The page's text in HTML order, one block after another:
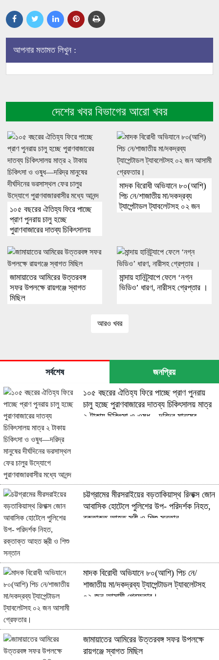
আপনার মতামত লিখুন :
দেশের খবর বিভাগের আরো খবর
১০৫ বছরের ঐতিহ্য ফিরে পাচ্ছে
প্রাণ পুনরায় চালু হচ্ছে
পুরাণবাজারের দাতব্য চিকিৎসালয়
দরিদ্র মানুষের দীর্ঘদিনের ভরসাস্থল
ফের চালুর উদ্যোগে
পুরাণবাজারবাসীর মধ্যে আনন্দ
মাদক বিরোধী অভিযানে ৮০(আশি)
পিচ নে/শাজাতীয় মা/দকদ্রব্য
ট্যাপেন্টাডল ট্যাবলেটসহ ০২ জন
জামায়াতের আমিরের উত্তরবঙ্গ
সফর উপলক্ষে রায়গঞ্জে স্বাগত
মিছিল
মান্দায় হানিট্র্যাপে ফেলে ‘নগ্ন
ভিডিও’ ধারণ, নারীসহ গ্রেপ্তার ।
আরও খবর
সর্বশেষ জনপ্রিয়
১০৫ বছরের ঐতিহ্য ফিরে পাচ্ছে প্রাণ পুনরায়
চালু হচ্ছে পুরাণবাজারের দাতব্য চিকিৎসালয় মাত্র
২ টাকায় চিকিৎসা ও ওষুধ—দরিদ্র মানুষের
চট্টগ্রামের মীরসরাইয়ের বড়তাকিয়াস্থ রিলাক্স জোন
আবাসিক হোটেলে পুলিশের উপ- পরিদর্শক নিহত,
রক্তাক্ত আহত স্ত্রী ও শিশু সন্তান
মাদক বিরোধী অভিযানে ৮০(আশি) পিচ নে/
শাজাতীয় মা/দকদ্রব্য ট্যাপেন্টাডল ট্যাবলেটসহ
০২ জন আসামী গ্রেফতার।
জামায়াতের আমিরের উত্তরবঙ্গ সফর উপলক্ষে
রায়গঞ্জে স্বাগত মিছিল